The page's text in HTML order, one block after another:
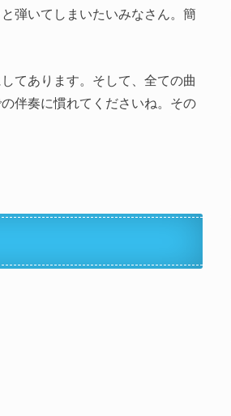
弾いてしまいたいみなさん。簡
てあります。そして、全ての曲
伴奏に慣れてくださいね。その